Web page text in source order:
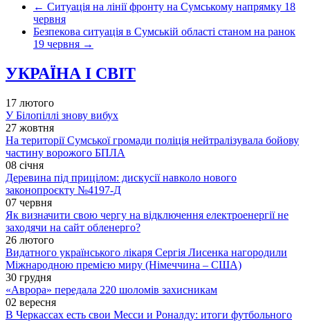
← Ситуація на лінії фронту на Сумському напрямку 18
червня
Безпекова ситуація в Сумській області станом на ранок
19 червня →
УКРАЇНА І СВІТ
17 лютого
У Білопіллі знову вибух
27 жовтня
На території Сумської громади поліція нейтралізувала бойову
частину ворожого БПЛА
08 січня
Деревина під прицілом: дискусії навколо нового
законопроєкту №4197-Д
07 червня
Як визначити свою чергу на відключення електроенергії не
заходячи на сайт обленерго?
26 лютого
Видатного українського лікаря Сергія Лисенка нагородили
Міжнародною премією миру (Німеччина – США)
30 грудня
«Аврора» передала 220 шоломів захисникам
02 вересня
В Черкассах есть свои Месси и Роналду: итоги футбольного